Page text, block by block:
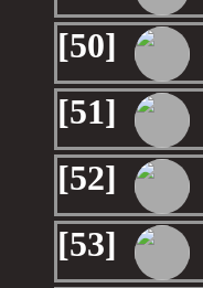
[50]
[51]
[52]
[53]